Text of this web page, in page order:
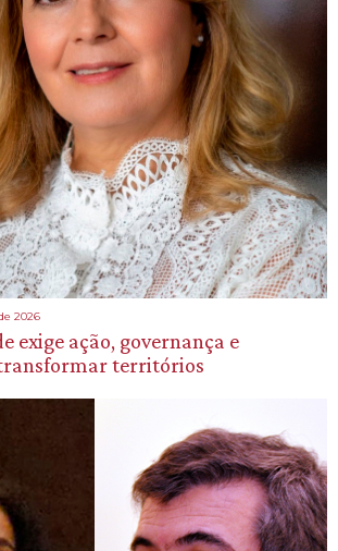
2026
exige ação, governança e
territórios